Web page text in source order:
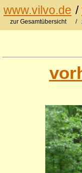
www.vilvo.de /
zur Gesamtübersicht /